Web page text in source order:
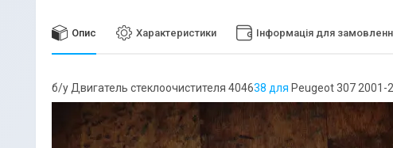
Опис Характеристики Інформація для
б/у Двигатель стеклоочистителя 404638 для Peugeot 307 2001-